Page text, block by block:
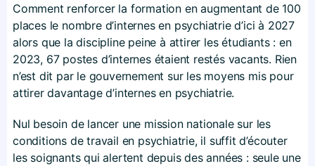
Comment renforcer la formation en augmentant de 100
places le nombre d’internes en psychiatrie d’ici à 2027
alors que la discipline peine à attirer les étudiants : en
2023, 67 postes d’internes étaient restés vacants. Rien
n’est dit par le gouvernement sur les moyens mis pour
attirer davantage d’internes en psychiatrie.
Nul besoin de lancer une mission nationale sur les
conditions de travail en psychiatrie, il suffit d’écouter
les soignants qui alertent depuis des années : seule une